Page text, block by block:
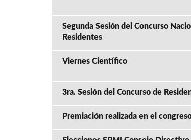
Segunda Sesión del Concurso
Residentes
Viernes Científico
3ra. Sesión del Concurso de
Premiación realizada en el